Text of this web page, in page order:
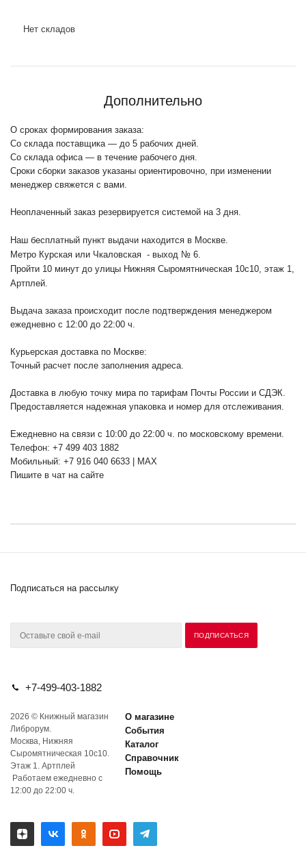
Нет складов
Дополнительно
О сроках формирования заказа:
Со склада поставщика — до 5 рабочих дней.
Со склада офиса — в течение рабочего дня.
Сроки сборки заказов указаны ориентировочно, при изменении
менеджер свяжется с вами.
Неоплаченный заказ резервируется системой на 3 дня.
Наш бесплатный пункт выдачи находится в Москве.
Метро Курская или Чкаловская - выход № 6.
Пройти 10 минут до улицы Нижняя Сыромятническая 10с10, этаж 1,
Артплей.
Выдача заказа происходит после подтверждения менеджером
ежедневно с 12:00 до 22:00 ч.
Курьерская доставка по Москве:
Точный расчет после заполнения адреса.
Доставка в любую точку мира по тарифам Почты России и СДЭК.
Предоставляется надежная упаковка и номер для отслеживания.
Ежедневно на связи с 10:00 до 22:00 ч. по московскому времени.
Телефон: +7 499 403 1882
Мобильный: +7 916 040 6633 | MAX
Пишите в чат на сайте
Подписаться на рассылку
+7-499-403-1882
2026 © Книжный магазин
Либрорум.
Москва, Нижняя
Сыромятническая 10с10.
Этаж 1. Артплей
Работаем ежедневно с
12:00 до 22:00 ч.
О магазине
События
Каталог
Справочник
Помощь